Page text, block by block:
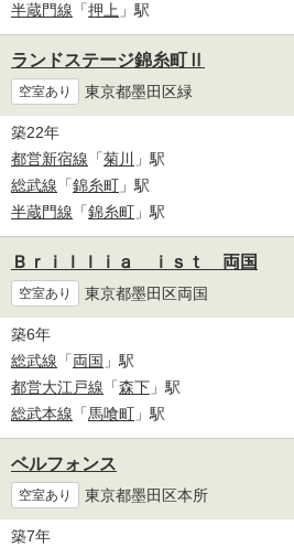
半蔵門線 「押上 」駅
ランドステージ錦糸町Ⅱ
空室あり 東京都墨田区緑
築22年
都営新宿線 「菊川
」駅
総武線 「錦糸町 」駅
半蔵門線 「錦糸町 」駅
Ｂｒｉｌｌｉａ ｉｓｔ 両国
空室あり 東京都墨田区両国
築6年
総武線 「両国 」駅
都営大江戸線 「森下 」駅
総武本線 「馬喰町 」駅
ベルフォンス
空室あり 東京都墨田区本所
築7年